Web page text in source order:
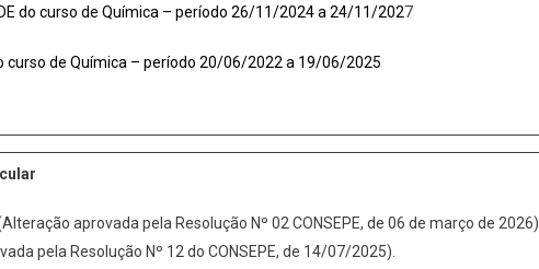
do curso de Química – período 26/11/2024 a 24/11/2027
curso de Química – período 20/06/2022 a 19/06/2025
aprovada pela Resolução Nº 02 CONSEPE, de 06 de março de 2026).
pela Resolução Nº 12 do CONSEPE, de 14/07/2025).